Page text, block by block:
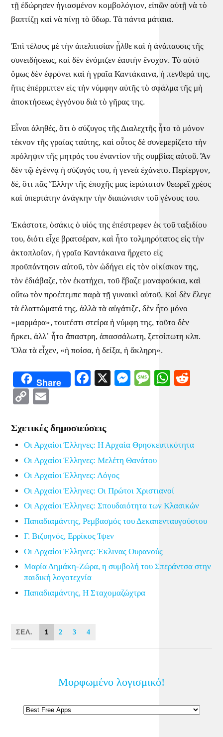
τῇ ἐδώρησεν ἡγιασμένον κομβολόγιον, εἰπῶν αὐτῇ νὰ τὸ
βαπτίζῃ καὶ νὰ πίνῃ τὸ ὕδωρ. Τὰ πάντα μάταια.
Ἐπὶ τέλους μὲ τὴν ἀπελπισίαν ᾖλθε καὶ ἡ ἀνάπαυσις τῆς
συνειδήσεως, καὶ δὲν ἐνόμιζεν ἐαυτὴν ἔνοχον. Τὸ αὐτὸ
ὅμως δὲν ἐφρόνει καὶ ἡ γραῖα Καντάκαινα, ἡ πενθερά της,
ἥτις ἐπέρριπτεν εἰς τὴν νύμφην αὐτῆς τὸ σφάλμα τῆς μὴ
ἀποκτήσεως ἐγγόνου διὰ τὸ γῆρας της.
Εἶναι ἀληθές, ὅτι ὁ σύζυγος τῆς Διαλεχτῆς ἦτο τὸ μόνον
τέκνον τῆς γραίας ταύτης, καὶ οὖτος δὲ συνεμερίζετο τὴν
πρόληψιν τῆς μητρός του ἐναντίον τῆς συμβίας αὐτοῦ. Ἂν
δὲν τῷ ἐγέννᾳ ἡ σύζυγός του, ἡ γενεὰ ἐχάνετο. Περίεργον,
δέ, ὅτι πᾶς Ἕλλην τῆς ἐποχῆς μας ἱερώτατον θεωρεῖ χρέος
καὶ ὑπερτάτην ἀνάγκην τὴν διαιώνισιν τοῦ γένους του.
Ἑκάστοτε, ὁσάκις ὁ υἱός της ἐπέστρεφεν ἐκ τοῦ ταξιδίου
του, διότι εἶχε βρατσέραν, καὶ ἦτο τολμηρότατος εἰς τὴν
ἀκτοπλοΐαν, ἡ γραῖα Καντάκαινα ἤρχετο εἰς
προϋπάντησιν αὐτοῦ, τὸν ὡδήγει εἰς τὸν οἰκίσκον της,
τὸν ἐδιάβαζε, τὸν ἐκατήχει, τοῦ ἔβαζε μαναφούκια, καὶ
οὕτω τὸν προέπεμπε παρὰ τῇ γυναικὶ αὐτοῦ. Καὶ δὲν ἔλεγε
τὰ ἐλαττώματά της, ἀλλὰ τὰ αὐγάτιζε, δὲν ἦτο μόνο
«μαρμάρα», τουτέστι στείρα ἡ νύμφη της, τοῦτο δὲν
ἤρκει, ἀλλ᾿ ἦτο ἄπαστρη, ἀπασσάλωτη, ξετσίπωτη κλπ.
Ὅλα τὰ εἶχεν, «ἡ ποίσα, ἡ δείξα, ἡ ἄκληρη».
Share Facebook
X Messenger
Message
Copy
Σχετικές δημοσιεύσεις
Οι Αρχαίοι Έλληνες: Η Αρχαία Θρησκευτικότητα
Οι Αρχαίοι Έλληνες: Μελέτη Θανάτου
Οι Αρχαίοι Έλληνες: Λόγος
Οι Αρχαίοι Έλληνες: Οι Πρώτοι Χριστιανοί
Οι Αρχαίοι Έλληνες: Σπουδαιότητα των Κλασικών
Παπαδιαμάντης, Ρεμβασμός του Δεκαπενταυγούστου
Γ. Βιζυηνός, Ερρίκος Ίψεν
Οι Αρχαίοι Έλληνες: Έκλινας Ουρανούς
Μαρία Δημάκη-Ζώρα, η συμβολή του Σπεράντσα στην
παιδική λογοτεχνία
Παπαδιαμάντης, Η Σταχομαζώχτρα
ΣΕΛ. 1 2 3 4
Μορφωμένο λογισμικό!